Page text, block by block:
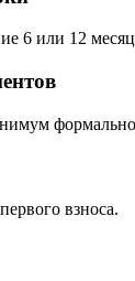
6 или 12
взноса.